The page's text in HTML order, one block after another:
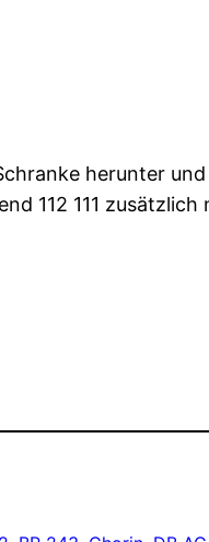
herunter
112 111 zusätzlich